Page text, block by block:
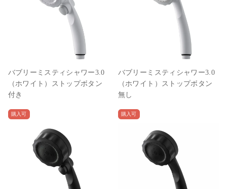
バブリーミスティシャワー3.0
（ホワイト）ストップボタン
付き
バブリーミスティシャワー3.0
（ホワイト）ストップボタン
無し
購入可 購入可